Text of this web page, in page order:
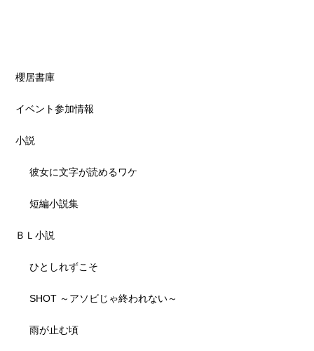
櫻居書庫
イベント参加情報
小説
彼女に文字が読めるワケ
短編小説集
ＢＬ小説
ひとしれずこそ
SHOT ～アソビじゃ終われない～
雨が止む頃